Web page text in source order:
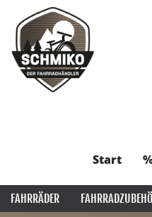
Start
FAHRRÄDER